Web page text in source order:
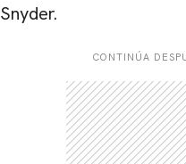
Snyder.
CONTINÚA